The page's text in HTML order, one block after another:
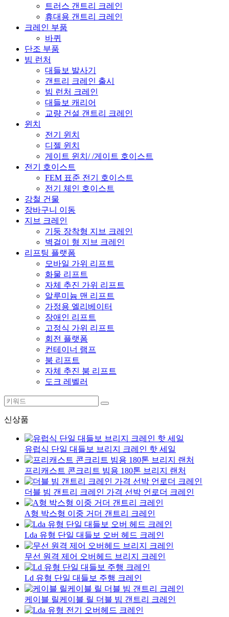
트러스 갠트리 크레인
휴대용 갠트리 크레인
크레인 부품
바퀴
단조 부품
빔 런처
대들보 발사기
갠트리 크레인 출시
빔 런처 크레인
대들보 캐리어
교량 건설 갠트리 크레인
윈치
전기 윈치
디젤 윈치
게이트 윈치/ /게이트 호이스트
전기 호이스트
FEM 표준 전기 호이스트
전기 체인 호이스트
강철 건물
장바구니 이동
지브 크레인
기둥 장착형 지브 ​​크레인
벽걸이 형 지브 크레인
리프팅 플랫폼
모바일 가위 리프트
화물 리프트
자체 추진 가위 리프트
알루미늄 맨 리프트
가정용 엘리베이터
장애인 리프트
고정식 가위 리프트
회전 플랫폼
컨테이너 램프
붐 리프트
자체 추진 붐 리프트
도크 레벨러
신상품
유럽식 단일 대들보 브리지 크레인 핫 세일
프리캐스트 콘크리트 빔용 180톤 브리지 랜처
더블 빔 갠트리 크레인 가격 선박 언로더 크레인
A형 박스형 이중 거더 갠트리 크레인
Lda 유형 단일 대들보 오버 헤드 크레인
무선 원격 제어 오버헤드 브리지 크레인
Ld 유형 단일 대들보 주행 크레인
케이블 릴케이블 릴 더블 빔 갠트리 크레인